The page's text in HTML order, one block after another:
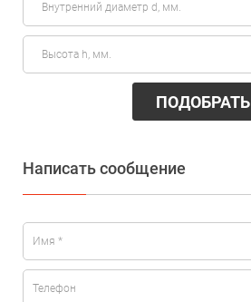
ПОДОБРАТЬ
Написать сообщение